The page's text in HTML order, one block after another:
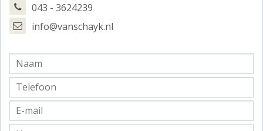
043 - 3624239
info@vanschayk.nl